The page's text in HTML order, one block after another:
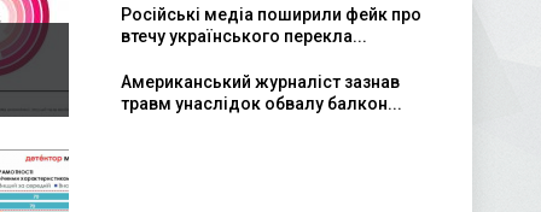
Російські медіа поширили фейк про
втечу українського перекла...
Американський журналіст зазнав
травм унаслідок обвалу балкон...